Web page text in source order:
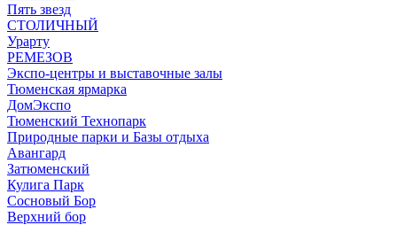
Пять звезд
СТОЛИЧНЫЙ
Урарту
РЕМЕЗОВ
Экспо-центры и выставочные залы
Тюменская ярмарка
ДомЭкспо
Тюменский Технопарк
Природные парки и Базы отдыха
Авангард
Затюменский
Кулига Парк
Сосновый Бор
Верхний бор